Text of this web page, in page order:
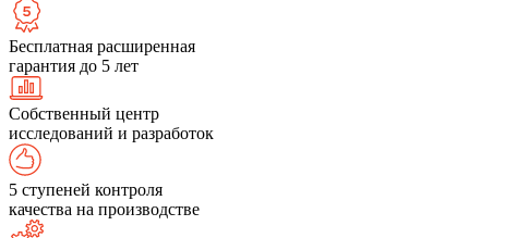
Бесплатная расширенная
гарантия до 5 лет
Собственный центр
исследований и разработок
5 ступеней контроля
качества на производстве